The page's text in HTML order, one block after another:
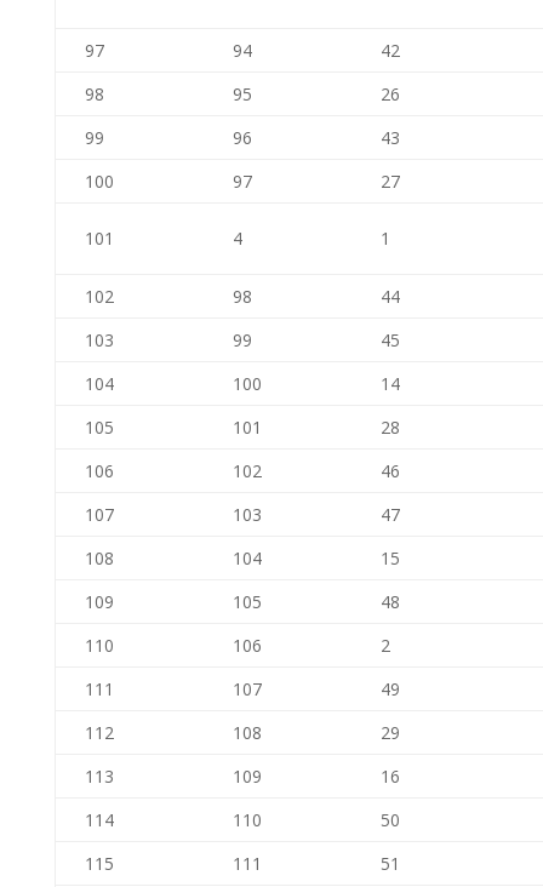
97 94
42
98
95
26
99
96
43
100
97 27
101 4 1
102 98
44
103
99
45
104
100
14
105
101
28
106
102
46
107
103
47
108
104
15
109
105
48
110
106
2
111
107
49
112
108
29
113
109
16
114
110
50
115
111
51